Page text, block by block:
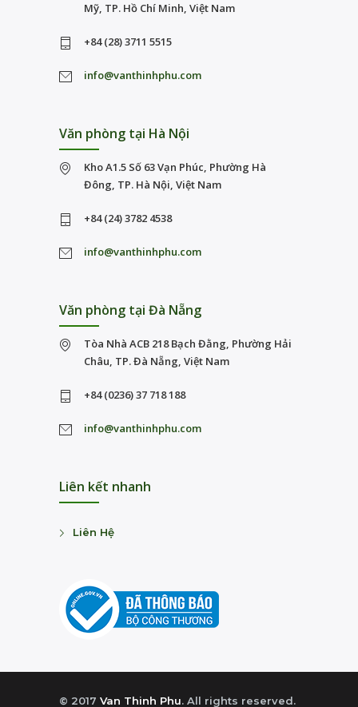
Mỹ, TP. Hồ Chí Minh, Việt Nam
+84 (28) 3711 5515
info@vanthinhphu.com
Văn phòng tại Hà Nội
Kho A1.5 Số 63 Vạn Phúc, Phường Hà
Đông, TP. Hà Nội, Việt Nam
+84 (24) 3782 4538
info@vanthinhphu.com
Văn phòng tại Đà Nẵng
Tòa Nhà ACB 218 Bạch Đằng, Phường Hải
Châu, TP. Đà Nẵng, Việt Nam
+84 (0236) 37 718 188
info@vanthinhphu.com
Liên kết nhanh
Liên Hệ
© 2017 Van Thinh Phu. All rights reserved.